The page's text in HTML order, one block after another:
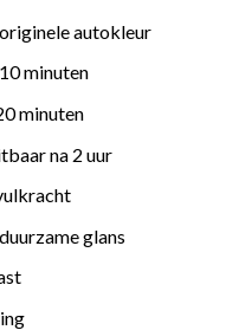
autokleur
minuten
minuten
na 2 uur
glans